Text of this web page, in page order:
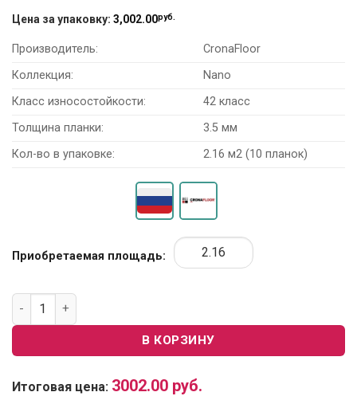
Цена за упаковку: 3,002.00руб.
Производитель:
CronaFloor
Коллекция:
Nano
Класс износостойкости:
42 класс
Толщина планки:
3.5 мм
Кол-во в упаковке:
2.16 м2 (10 планок)
Приобретаемая площадь:
Количество товара SPC Ламинат CronaFloor Nano ZH-
В КОРЗИНУ
Итоговая цена: 3002.00 руб.